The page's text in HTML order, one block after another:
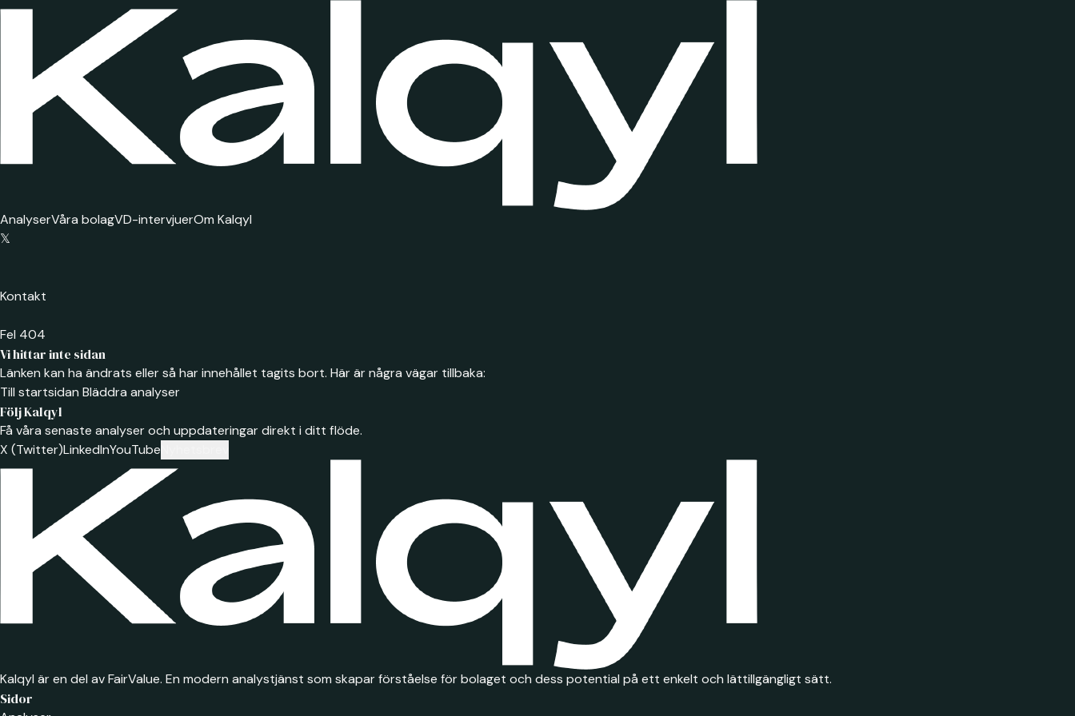
AnalyserVåra bolagVD-intervjuerOm Kalqyl
𝕏
Kontakt
Fel 404
Vi hittar inte sidan
Länken kan ha ändrats eller så har innehållet tagits bort. Här är några vägar tillbaka:
Till startsidan Bläddra analyser
Följ Kalqyl
Få våra senaste analyser och uppdateringar direkt i ditt flöde.
X (Twitter)LinkedInYouTube
Kalqyl är en del av FairValue. En modern analystjänst som skapar förståelse för bolaget och dess potential på ett enkelt och lättillgängligt sätt.
Sidor